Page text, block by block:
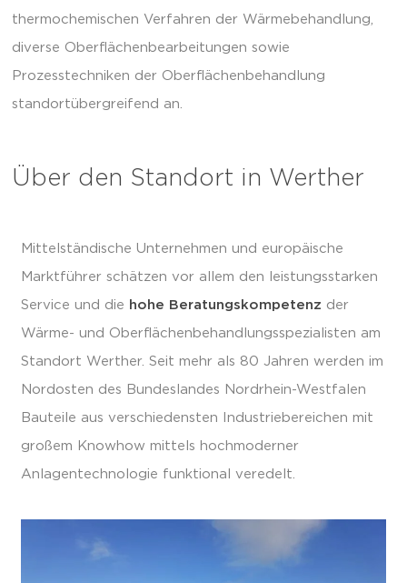
thermochemischen Verfahren der Wärmebehandlung,
diverse Oberflächenbearbeitungen sowie
Prozesstechniken der Oberflächenbehandlung
standortübergreifend an.
Über den Standort in Werther
Mittelständische Unternehmen und europäische
Marktführer schätzen vor allem den leistungsstarken
Service und die hohe Beratungskompetenz der
Wärme- und Oberflächenbehandlungsspezialisten am
Standort Werther. Seit mehr als 80 Jahren werden im
Nordosten des Bundeslandes Nordrhein-Westfalen
Bauteile aus verschiedensten Industriebereichen mit
großem Knowhow mittels hochmoderner
Anlagentechnologie funktional veredelt.